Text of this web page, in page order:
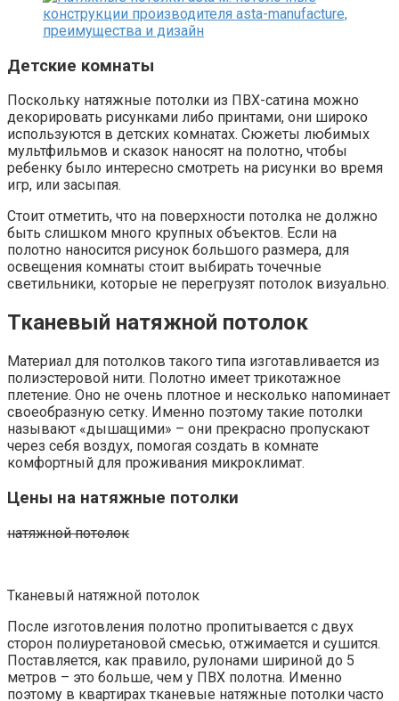
Детские комнаты
Поскольку натяжные потолки из ПВХ-сатина можно
декорировать рисунками либо принтами, они широко
используются в детских комнатах. Сюжеты любимых
мультфильмов и сказок наносят на полотно, чтобы
ребенку было интересно смотреть на рисунки во время
игр, или засыпая.
Стоит отметить, что на поверхности потолка не должно
быть слишком много крупных объектов. Если на
полотно наносится рисунок большого размера, для
освещения комнаты стоит выбирать точечные
светильники, которые не перегрузят потолок визуально.
Тканевый натяжной потолок
Материал для потолков такого типа изготавливается из
полиэстеровой нити. Полотно имеет трикотажное
плетение. Оно не очень плотное и несколько напоминает
своеобразную сетку. Именно поэтому такие потолки
называют «дышащими» – они прекрасно пропускают
через себя воздух, помогая создать в комнате
комфортный для проживания микроклимат.
Цены на натяжные потолки
натяжной потолок
Тканевый натяжной потолок
После изготовления полотно пропитывается с двух
сторон полиуретановой смесью, отжимается и сушится.
Поставляется, как правило, рулонами шириной до 5
метров – это больше, чем у ПВХ полотна. Именно
поэтому в квартирах тканевые натяжные потолки часто